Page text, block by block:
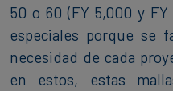
50 o 60 (FY 5,000 y
especiales porque se
necesidad de cada
en estos, estas